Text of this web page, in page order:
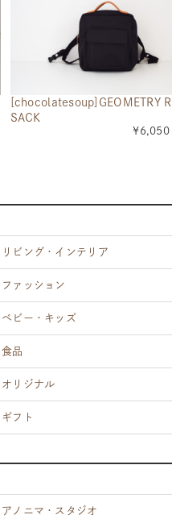
[chocolatesoup]GEOMETRY
SACK
¥6,050
リビング・インテリア
ファッション
ベビー・キッズ
食品
オリジナル
ギフト
アノニマ・スタジオ